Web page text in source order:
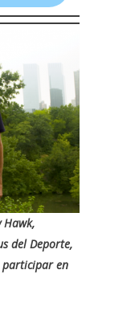
Hawk,
del Deporte,
participar en